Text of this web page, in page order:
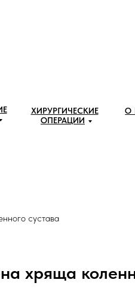
ХИРУРГИЧЕСКИЕ
ОПЕРАЦИИ
О
сустава
хряща